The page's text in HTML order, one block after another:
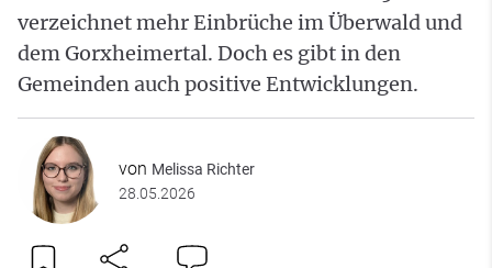
verzeichnet mehr Einbrüche im Überwald und
dem Gorxheimertal. Doch es gibt in den
Gemeinden auch positive Entwicklungen.
von Melissa Richter
28.05.2026